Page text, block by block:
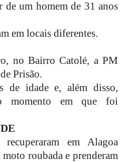
de um homem de 31 anos
em locais diferentes.
no Bairro Catolé, a PM
Prisão.
de idade e, além disso,
momento em que foi
em Alagoa
roubada e prenderam